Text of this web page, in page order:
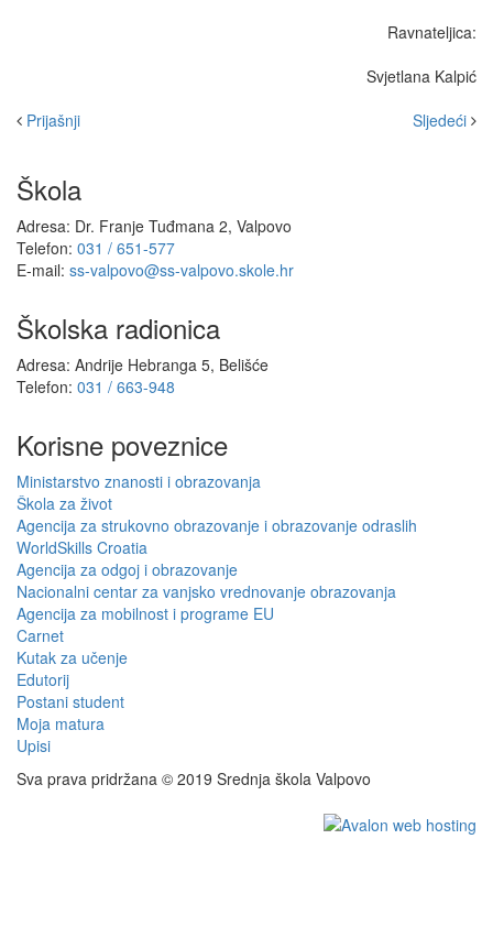
Ravnateljica:
Svjetlana Kalpić
Prijašnji
Sljedeći
Škola
Adresa: Dr. Franje Tuđmana 2, Valpovo
Telefon: 031 / 651-577
E-mail: ss-valpovo@ss-valpovo.skole.hr
Školska radionica
Adresa: Andrije Hebranga 5, Belišće
Telefon: 031 / 663-948
Korisne poveznice
Ministarstvo znanosti i obrazovanja
Škola za život
Agencija za strukovno obrazovanje i obrazovanje odraslih
WorldSkills Croatia
Agencija za odgoj i obrazovanje
Nacionalni centar za vanjsko vrednovanje obrazovanja
Agencija za mobilnost i programe EU
Carnet
Kutak za učenje
Edutorij
Postani student
Moja matura
Upisi
Sva prava pridržana © 2019 Srednja škola Valpovo